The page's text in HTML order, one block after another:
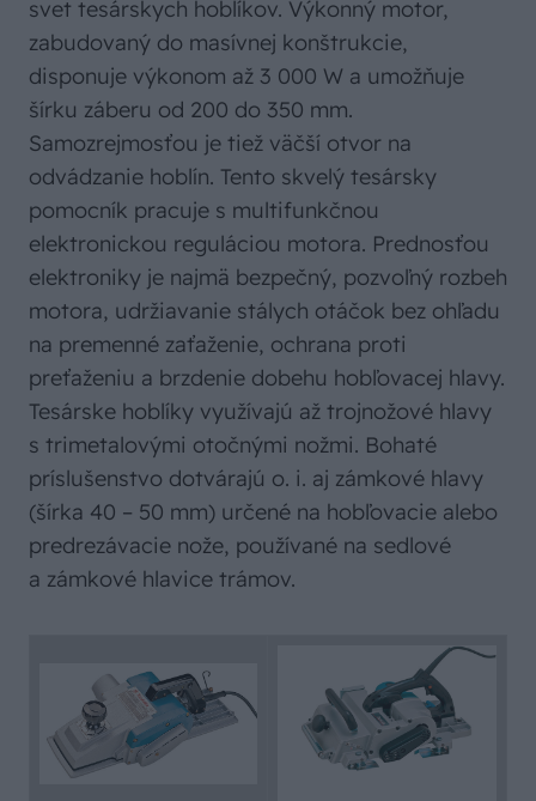
svet tesárskych hoblíkov. Výkonný motor,
zabudovaný do masívnej konštrukcie,
disponuje výkonom až 3 000 W a umožňuje
šírku záberu od 200 do 350 mm.
Samozrejmosťou je tiež väčší otvor na
odvádzanie hoblín. Tento skvelý tesársky
pomocník pracuje s multifunkčnou
elektronickou reguláciou motora. Prednosťou
elektroniky je najmä bezpečný, pozvoľný rozbeh
motora, udržiavanie stálych otáčok bez ohľadu
na premenné zaťaženie, ochrana proti
preťaženiu a brzdenie dobehu hobľovacej hlavy.
Tesárske hoblíky využívajú až trojnožové hlavy
s trimetalovými otočnými nožmi. Bohaté
príslušenstvo dotvárajú o. i. aj zámkové hlavy
(šírka 40 – 50 mm) určené na hobľovacie alebo
predrezávacie nože, používané na sedlové
a zámkové hlavice trámov.